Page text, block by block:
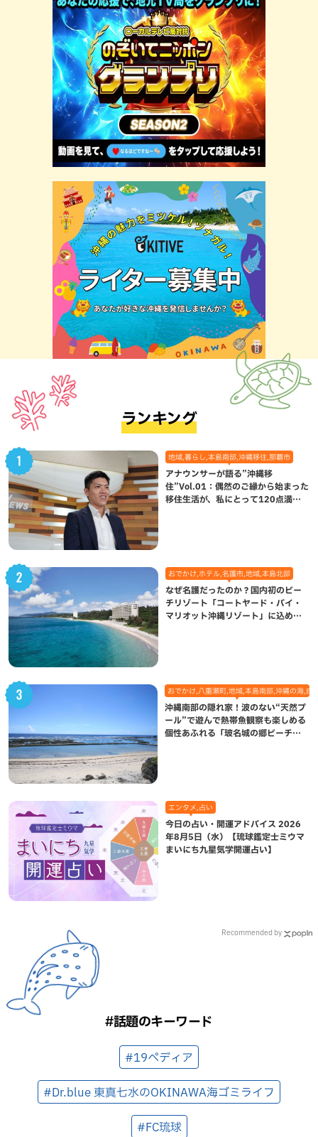
ランキング
地域,暮らし,本島南部,沖縄移住,那覇市
アナウンサーが語る”沖縄移
住”Vol.01：偶然のご縁から始まった
移住生活が、私にとって120点満点
おでかけ,ホテル,名護市,地域,本島北部
なぜ名護だったのか？国内初のビー
チリゾート「コートヤード・バイ・
マリオット沖縄リゾート」に込めら
おでかけ,八重瀬町,地域,本島南部,沖縄の海,自
沖縄南部の隠れ家！波のない“天然プ
ール”で遊んで熱帯魚観察も楽しめる
個性あふれる「玻名城の郷ビーチ」
エンタメ,占い
今日の占い・開運アドバイス 2026
年8月5日（水）【琉球鑑定士ミウマ
まいにち九星気学開運占い】
Recommended by
#話題のキーワード
#19ペディア
#Dr.blue 東真七水のOKINAWA海ゴミライフ
#FC琉球